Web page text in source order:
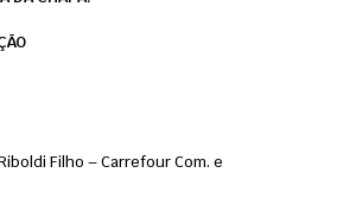
2030
Filho – Carrefour Com. e